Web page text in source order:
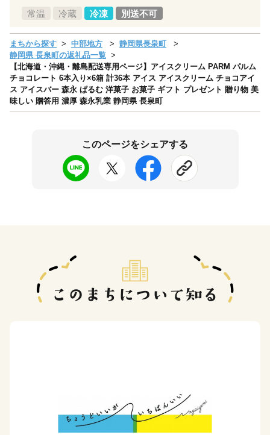
常温 冷蔵 冷凍 別送不可
まちから探す 中部地方
静岡県長泉町
静岡県 長泉町の返礼品一覧
【北海道・沖縄・離島配送専用ページ】アイスクリーム PARM パルム
チョコレート 6本入り×6箱 計36本 アイス アイスクリーム チョコアイ
ス アイスバー 森永 ぱるむ 洋菓子 お菓子 ギフト プレゼント 贈り物 美
味しい 贈答用 濃厚 森永乳業 静岡県 長泉町
このページをシェアする